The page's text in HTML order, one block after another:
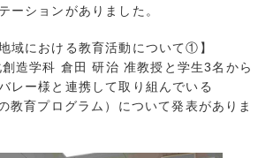
ーションがありました。
域における教育活動について①】
造学科 倉田 研治 准教授と学生3名から
レー様と連携して取り組んでいる
教育プログラム）について発表がありま